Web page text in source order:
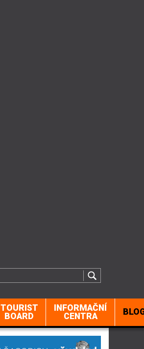
TOURIST
BOARD
INFORMAČNÍ
CENTRA